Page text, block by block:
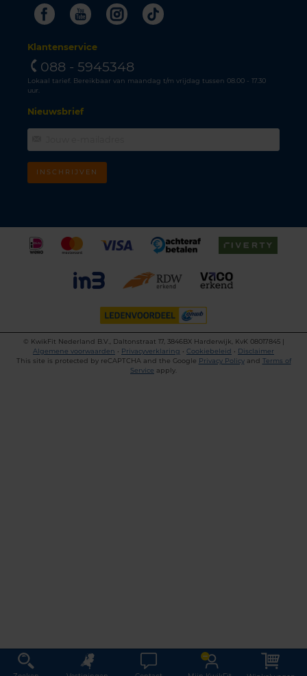
FacebookYoutubeInstagram
Tiktok
Klantenservice
088 - 5945348
Lokaal tarief. Bereikbaar van maandag t/m vrijdag tussen 08.00 - 17.30
uur.
Nieuwsbrief
INSCHRIJVEN
©
KwikFit Nederland B.V., Daltonstraat 17, 3846BX Harderwijk, KvK 08017845 |
Algemene voorwaarden • Privacyverklaring • Cookiebeleid • Disclaimer
This site is protected by reCAPTCHA and the Google Privacy Policyand Terms of
Service apply.